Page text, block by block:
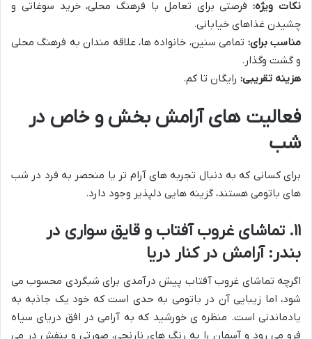
نکات ویژه:فرصتی برای تعامل با فرهنگ محلی، خرید سوغاتی و
چشیدن غذاهای خیابانی.
مناسب برای: تمامی سنین، خانواده ها، علاقه مندان به فرهنگ محلی
و گشت وگذار.
هزینه تقریبی: رایگان تا کم.
فعالیت های آرامش بخش و خاص در
شب
برای کسانی که به دنبال تجربه های آرام تر یا منحصر به فرد در شب
های باتومی هستند، گزینه هایی دلپذیر وجود دارد.
۱۱. تماشای غروب آفتاب و قایق سواری در
بندر: آرامش در کنار دریا
اگرچه تماشای غروب آفتاب پیش درآمدی برای شبگردی محسوب می
شود، اما زیبایی آن در باتومی به حدی است که خود یک جاذبه به
یادماندنی است. منظره ی خورشید که به آرامی در افق دریای سیاه
فرو می رود و آسمان را به رنگ های نارنجی، صورتی و بنفش در می